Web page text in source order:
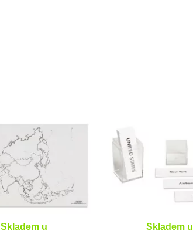
Skladem u
Skladem u